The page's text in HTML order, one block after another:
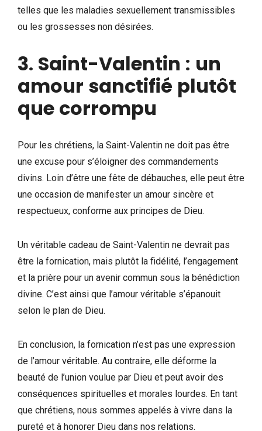
telles que les maladies sexuellement transmissibles
ou les grossesses non désirées.
3. Saint-Valentin : un
amour sanctifié plutôt
que corrompu
Pour les chrétiens, la Saint-Valentin ne doit pas être
une excuse pour s’éloigner des commandements
divins. Loin d’être une fête de débauches, elle peut être
une occasion de manifester un amour sincère et
respectueux, conforme aux principes de Dieu.
Un véritable cadeau de Saint-Valentin ne devrait pas
être la fornication, mais plutôt la fidélité, l’engagement
et la prière pour un avenir commun sous la bénédiction
divine. C’est ainsi que l’amour véritable s’épanouit
selon le plan de Dieu.
En conclusion, la fornication n’est pas une expression
de l’amour véritable. Au contraire, elle déforme la
beauté de l’union voulue par Dieu et peut avoir des
conséquences spirituelles et morales lourdes. En tant
que chrétiens, nous sommes appelés à vivre dans la
pureté et à honorer Dieu dans nos relations.